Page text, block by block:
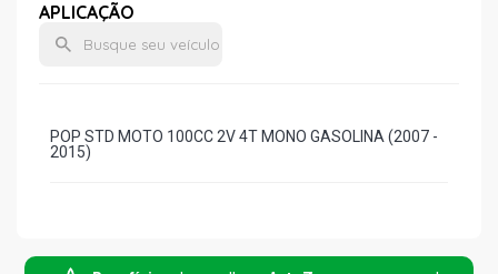
APLICAÇÃO
POP STD MOTO 100CC 2V 4T MONO GASOLINA (2007 -
2015)